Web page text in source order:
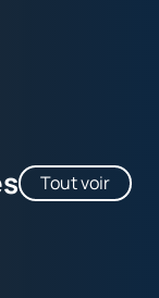
Tout voir